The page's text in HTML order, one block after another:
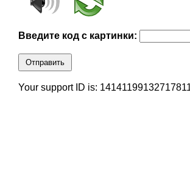
Введите код с картинки:
Отправить
Your support ID is: